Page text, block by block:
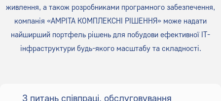
живлення, а також розробниками програмного забезпечення,
компанія «АМРІТА КОМПЛЕКСНІ РІШЕННЯ» може надати
найширший портфель рішень для побудови ефективної ІТ-
інфраструктури будь-якого масштабу та складності.
З питань співпраці, обслуговування